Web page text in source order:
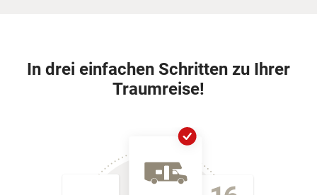
In drei einfachen Schritten zu Ihrer
Traumreise!